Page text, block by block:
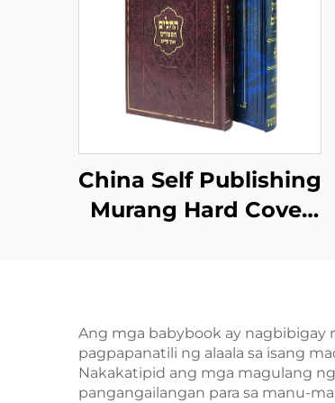
China Self Publishing
Murang Hard Cover
ng mga Matatanda
Romanza Linen
Hardcover na Libro
Ang mga babybook ay nagbibigay
pagpapanatili ng alaala sa isang
Nakakatipid ang mga magulang
pangangailangan para sa manu-